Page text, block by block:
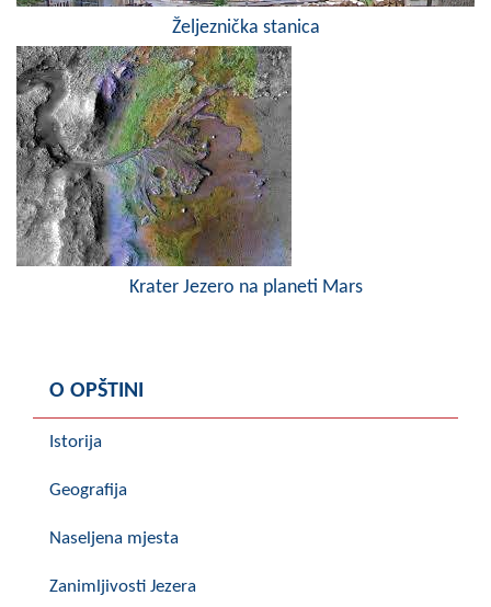
Željeznička stanica
Krater Jezero na planeti Mars
O OPŠTINI
Istorija
Geografija
Naseljena mjesta
Zanimljivosti Jezera